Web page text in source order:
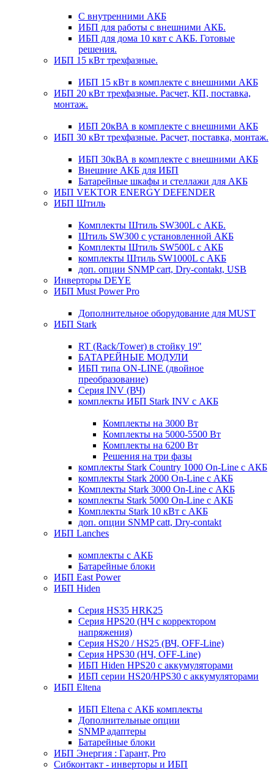
С внутренними АКБ
ИБП для работы с внешними АКБ.
ИБП для дома 10 квт с АКБ. Готовые
решения.
ИБП 15 кВт трехфазные.
ИБП 15 кВт в комплекте с внешними АКБ
ИБП 20 кВт трехфазные. Расчет, КП, поставка,
монтаж.
ИБП 20кВА в комплекте с внешними АКБ
ИБП 30 кВт трехфазные. Расчет, поставка, монтаж.
ИБП 30кВА в комплекте с внешними АКБ
Внешние АКБ для ИБП
Батарейные шкафы и стеллажи для АКБ
ИБП VEKTOR ENERGY DEFENDER
ИБП Штиль
Комплекты Штиль SW300L с АКБ.
Штиль SW300 с установленной АКБ
Комплекты Штиль SW500L с АКБ
комплекты Штиль SW1000L с АКБ
доп. опции SNMP cart, Dry-contakt, USB
Инверторы DEYE
ИБП Must Power Pro
Дополнительное оборудование для MUST
ИБП Stark
RT (Rack/Tower) в стойку 19"
БАТАРЕЙНЫЕ МОДУЛИ
ИБП типа ON-LINE (двойное
преобразование)
Серия INV (ВЧ)
комплекты ИБП Stark INV с АКБ
Комплекты на 3000 Вт
Комплекты на 5000-5500 Вт
Комплекты на 6200 Вт
Решения на три фазы
комплекты Stark Country 1000 On-Line с АКБ
комплекты Stark 2000 On-Line с АКБ
Комплекты Stark 3000 On-Line с АКБ
комплекты Stark 5000 On-Line с АКБ
Комплекты Stark 10 кВт с АКБ
доп. опции SNMP catt, Dry-contakt
ИБП Lanches
комплекты с АКБ
Батарейные блоки
ИБП East Power
ИБП Hiden
Серия HS35 HRK25
Серия HPS20 (НЧ с корректором
напряжения)
Серия HS20 / HS25 (ВЧ, OFF-Line)
Серия HPS30 (НЧ, OFF-Line)
ИБП Hiden HPS20 с аккумуляторами
ИБП серии HS20/HPS30 с аккумуляторами
ИБП Eltena
ИБП Eltena с АКБ комплекты
Дополнительные опции
SNMP адаптеры
Батарейные блоки
ИБП Энергия : Гарант, Pro
Сибконтакт - инверторы и ИБП